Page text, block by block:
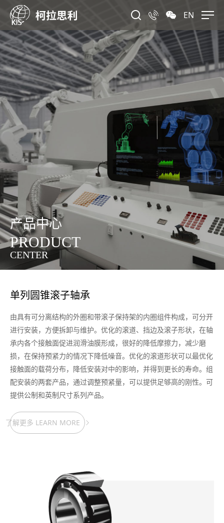
EN
产品中心
PRODUCT
CENTER
单列圆锥滚子轴承
由具有可分离结构的外圈和带滚子保持架的内圈组件构成，可分开
进行安装，方便拆卸与维护。优化的滚道、挡边及滚子形状，在轴
承内各个接触面促进润滑油膜形成，很好的降低摩擦力，减少磨
损，在保持预紧力的情况下降低噪音。优化的滚道形状可以最优化
接触面的载荷分布，降低安装对中的影响，并得到更长的寿命。组
配安装的两套产品，通过调整预紧量，可以提供足够高的刚性。可
提供公制和英制尺寸系列产品。
了解更多 LEARN MORE